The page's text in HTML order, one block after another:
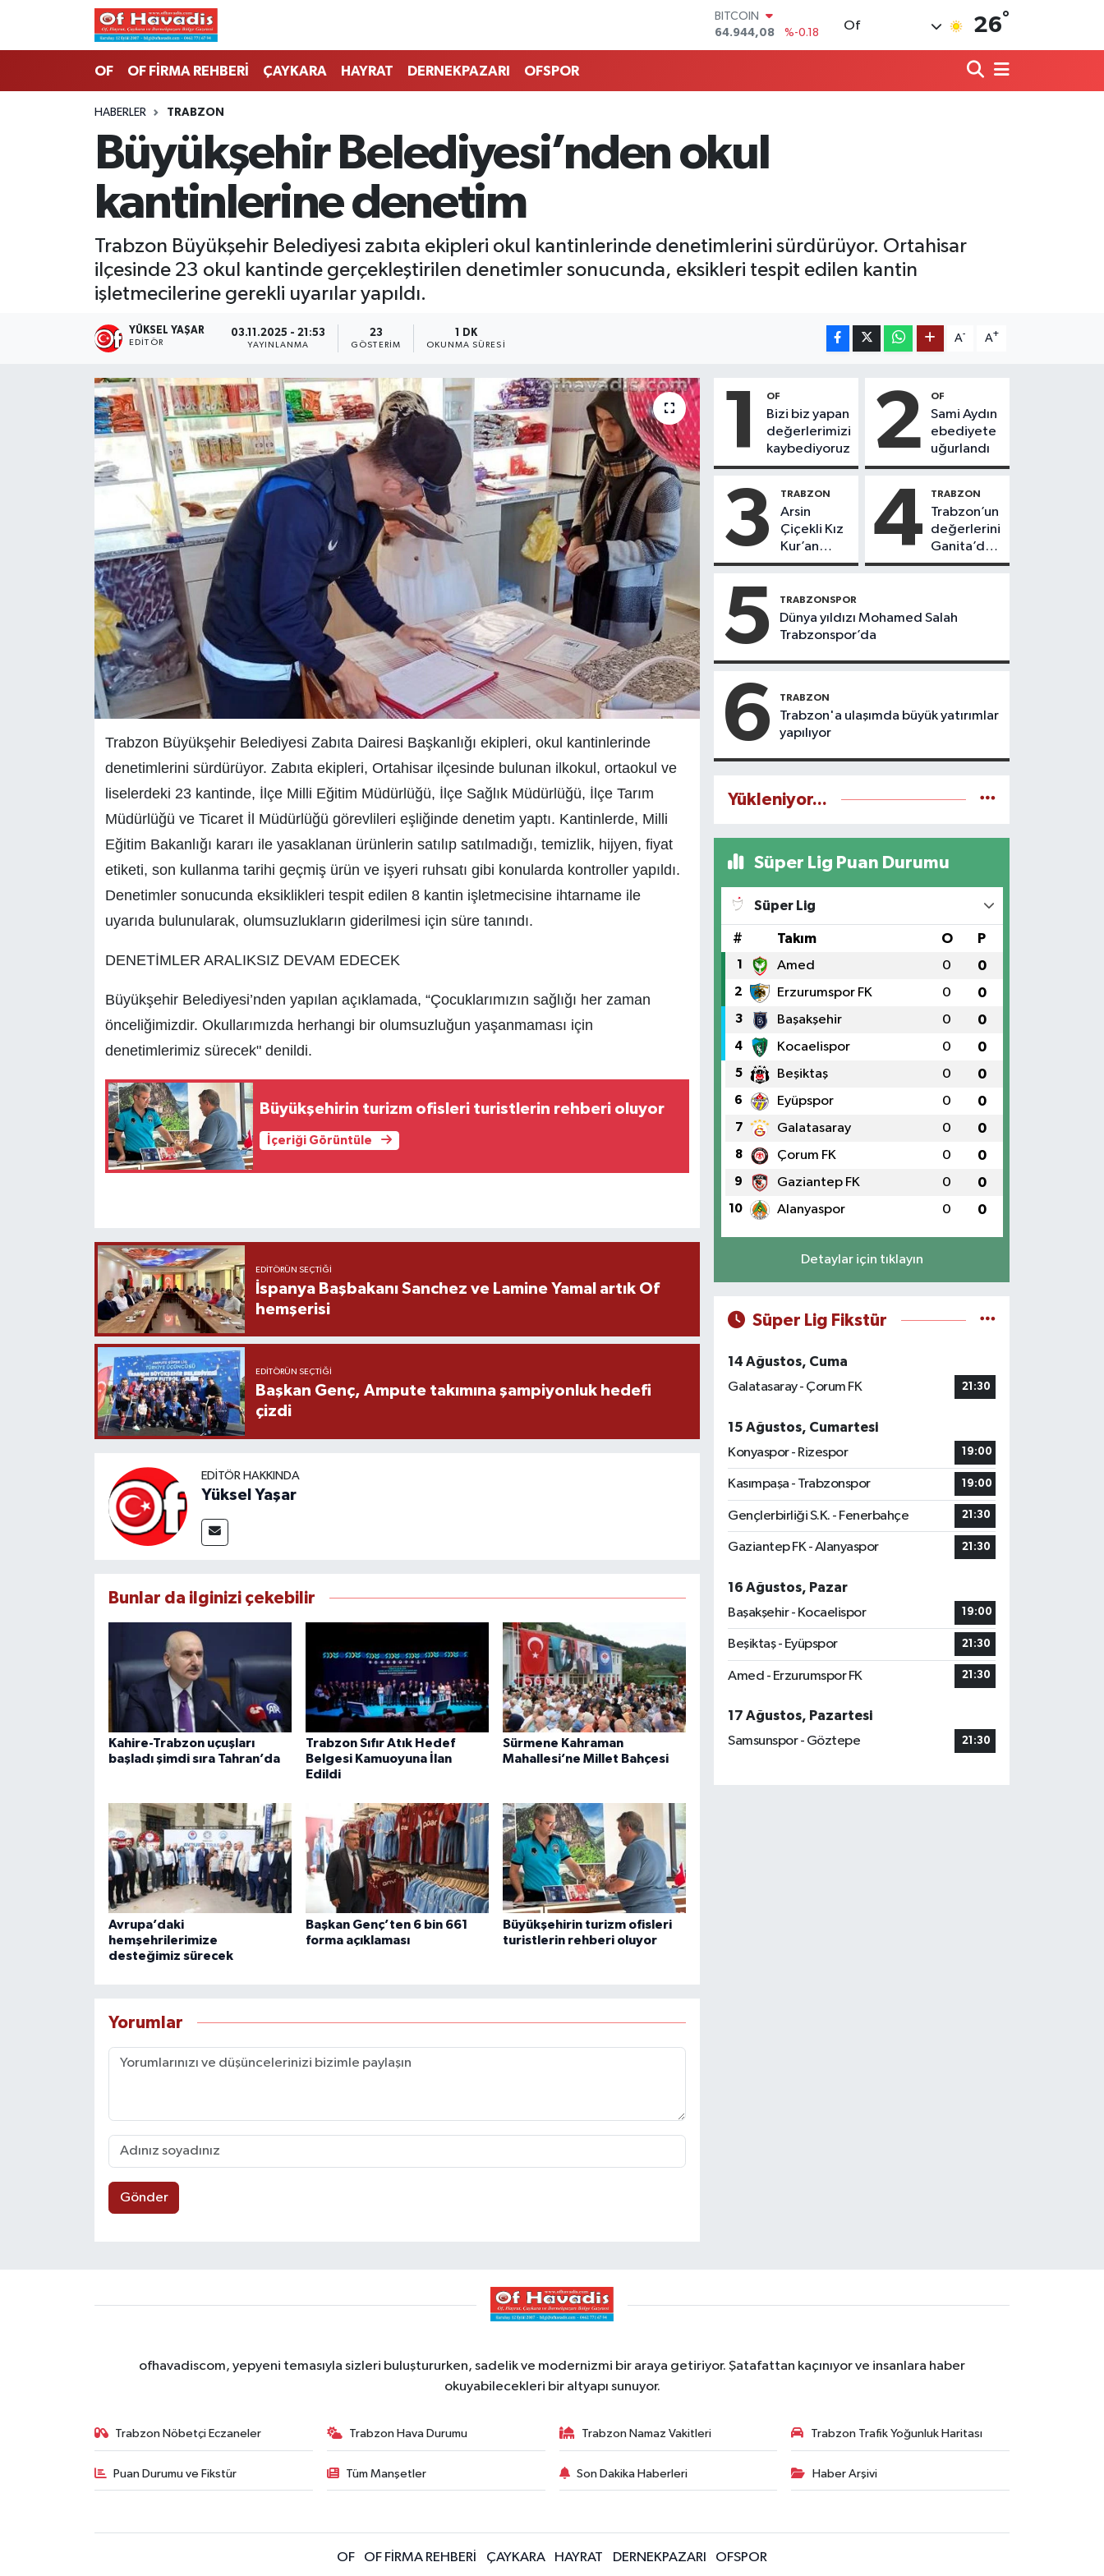
BITCOIN
64.944,08
%-0.18
DOLAR
GRAM ALTIN
6660.55
Of 26°
OF OF FİRMA REHBERİ ÇAYKARA HAYRAT DERNEKPAZARI OFSPOR
HABERLER TRABZON
Büyükşehir Belediyesi’nden okul
kantinlerine denetim
Trabzon Büyükşehir Belediyesi zabıta ekipleri okul kantinlerinde denetimlerini sürdürüyor. Ortahisar
ilçesinde 23 okul kantinde gerçekleştirilen denetimler sonucunda, eksikleri tespit edilen kantin
işletmecilerine gerekli uyarılar yapıldı.
YÜKSEL YAŞAR
EDITÖR
03.11.2025 - 21:53
YAYINLANMA
23
GÖSTERIM
1 DK
OKUNMA SÜRESI
A- A+
Trabzon Büyükşehir Belediyesi Zabıta Dairesi Başkanlığı ekipleri, okul kantinlerinde
denetimlerini sürdürüyor. Zabıta ekipleri, Ortahisar ilçesinde bulunan ilkokul, ortaokul ve
liselerdeki 23 kantinde, İlçe Milli Eğitim Müdürlüğü, İlçe Sağlık Müdürlüğü, İlçe Tarım
Müdürlüğü ve Ticaret İl Müdürlüğü görevlileri eşliğinde denetim yaptı. Kantinlerde, Milli
Eğitim Bakanlığı kararı ile yasaklanan ürünlerin satılıp satılmadığı, temizlik, hijyen, fiyat
etiketi, son kullanma tarihi geçmiş ürün ve işyeri ruhsatı gibi konularda kontroller yapıldı.
Denetimler sonucunda eksiklikleri tespit edilen 8 kantin işletmecisine ihtarname ile
uyarıda bulunularak, olumsuzlukların giderilmesi için süre tanındı.
DENETİMLER ARALIKSIZ DEVAM EDECEK
Büyükşehir Belediyesi’nden yapılan açıklamada, “Çocuklarımızın sağlığı her zaman
önceliğimizdir. Okullarımızda herhangi bir olumsuzluğun yaşanmaması için
denetimlerimiz sürecek" denildi.
Büyükşehirin turizm ofisleri turistlerin rehberi oluyor
İçeriği Görüntüle
EDITÖRÜN SEÇTIĞI
İspanya Başbakanı Sanchez ve Lamine Yamal artık Of
hemşerisi
EDITÖRÜN SEÇTIĞI
Başkan Genç, Ampute takımına şampiyonluk hedefi
çizdi
EDITÖR HAKKINDA
Yüksel Yaşar
Bunlar da ilginizi çekebilir
Kahire-Trabzon uçuşları
başladı şimdi sıra Tahran’da
Trabzon Sıfır Atık Hedef
Belgesi Kamuoyuna İlan
Edildi
Sürmene Kahraman
Mahallesi’ne Millet Bahçesi
Avrupa’daki
hemşehrilerimize
desteğimiz sürecek
Başkan Genç’ten 6 bin 661
forma açıklaması
Büyükşehirin turizm ofisleri
turistlerin rehberi oluyor
Yorumlar
Gönder
1 OF
Bizi biz yapan
değerlerimizi
kaybediyoruz
2 OF
Sami Aydın
ebediyete
uğurlandı
3 TRABZON
Arsin
Çiçekli Kız
Kur’an
Kursu’nda
icazet aldı
4 TRABZON
Trabzon’un
değerlerini
Ganita’da
yaşatıyoruz
5 TRABZONSPOR
Dünya yıldızı Mohamed Salah
Trabzonspor’da
6 TRABZON
Trabzon'a ulaşımda büyük yatırımlar
yapılıyor
Yükleniyor...
Süper Lig Puan Durumu
Süper Lig
# Takım O P
1 Amed 0 0
2 Erzurumspor FK 0 0
3 Başakşehir 0 0
4 Kocaelispor 0 0
5 Beşiktaş 0 0
6 Eyüpspor 0 0
7 Galatasaray 0 0
8 Çorum FK 0 0
9 Gaziantep FK 0 0
10 Alanyaspor 0 0
Detaylar için tıklayın
Süper Lig Fikstür
14 Ağustos, Cuma
Galatasaray - Çorum FK
21:30
15 Ağustos, Cumartesi
Konyaspor - Rizespor
19:00
Kasımpaşa - Trabzonspor 19:00
Gençlerbirliği S.K. - Fenerbahçe 21:30
Gaziantep FK - Alanyaspor 21:30
16 Ağustos, Pazar
Başakşehir - Kocaelispor
19:00
Beşiktaş - Eyüpspor 21:30
Amed - Erzurumspor FK 21:30
17 Ağustos, Pazartesi
Samsunspor - Göztepe
21:30
ofhavadiscom, yepyeni temasıyla sizleri buluştururken, sadelik ve modernizmi bir araya getiriyor. Şatafattan kaçınıyor ve insanlara haber
okuyabilecekleri bir altyapı sunuyor.
Trabzon Nöbetçi Eczaneler Trabzon Hava Durumu Trabzon Namaz Vakitleri Trabzon Trafik Yoğunluk Haritası
Puan Durumu ve Fikstür Tüm Manşetler Son Dakika Haberleri Haber Arşivi
OF OF FİRMA REHBERİ ÇAYKARA HAYRAT DERNEKPAZARI OFSPOR
Trabzon Nöbetçi Eczaneler
Trabzon Namaz Vakitleri
Trabzon Trafik Yoğunluk Haritası
Tüm Manşetler
Haber Arşivi